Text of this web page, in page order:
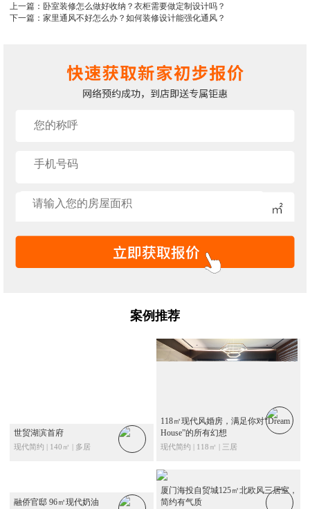
上一篇：卧室装修怎么做好收纳？衣柜需要做定制设计吗？
下一篇：家里通风不好怎么办？如何装修设计能强化通风？
案例推荐
世贸湖滨首府
现代简约 | 140㎡ | 多居
118㎡现代风婚房，满足你对“Dream
House”的所有幻想
现代简约 | 118㎡ | 三居
融侨官邸 96㎡现代奶油
厦门海投自贸城125㎡北欧风三居室，
简约有气质